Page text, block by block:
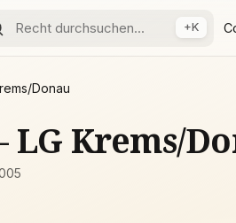
+K
Donau
LG Krems/